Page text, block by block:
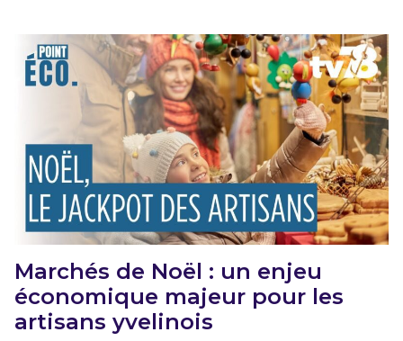
Marchés de Noël : un enjeu
économique majeur pour les
artisans yvelinois